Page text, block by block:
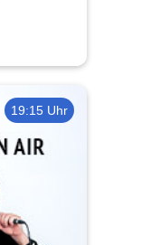
19:15 Uhr